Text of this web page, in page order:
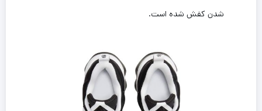
شدن کفش شده است.